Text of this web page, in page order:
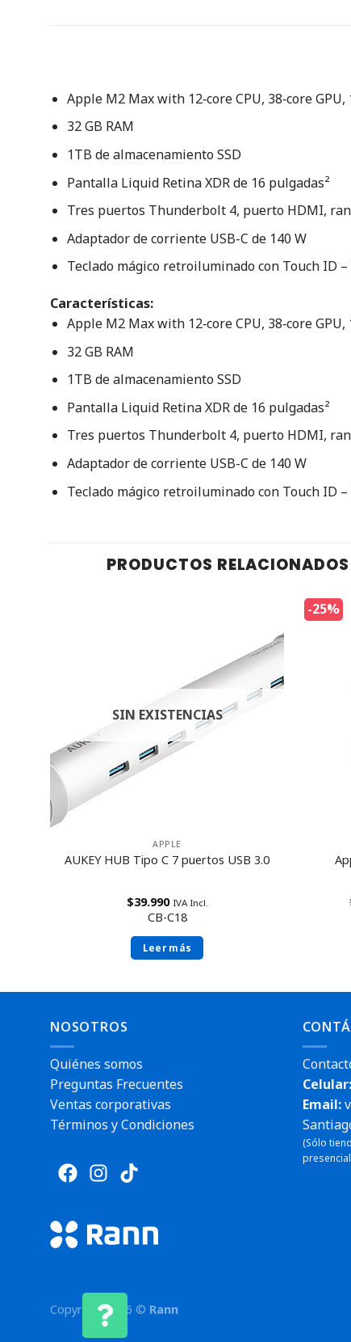
Apple M2 Max with 12‑core CPU, 38‑core
32 GB RAM
1TB de almacenamiento SSD
Pantalla Liquid Retina XDR de 16 pulgadas²
Tres puertos Thunderbolt 4, puerto HDMI,
Adaptador de corriente USB-C de 140 W
Teclado mágico retroiluminado con Touch ID –
Características:
Apple M2 Max with 12‑core CPU, 38‑core
32 GB RAM
1TB de almacenamiento SSD
Pantalla Liquid Retina XDR de 16 pulgadas²
Tres puertos Thunderbolt 4, puerto HDMI,
Adaptador de corriente USB-C de 140 W
Teclado mágico retroiluminado con Touch ID –
PRODUCTOS RELACIONADOS
SIN EXISTENCIAS
APPLE
AUKEY HUB Tipo C 7 puertos USB 3.0
$39.990 IVA Incl.
CB-C18
Leer más
-25%
NOSOTROS
Quiénes somos
Preguntas Frecuentes
Ventas corporativas
Términos y Condiciones
Celular:
Email:
(Sólo
Copyright 2026 © Rann